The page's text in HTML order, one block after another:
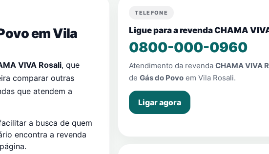
emVila
VIVA Rosali, que
comparar outras
que atendem a
a busca de quem
encontra a revenda
TELEFONE
Ligue para a revenda CHAMA
0800-000-0960
Atendimento da revendaCHAMA VIVA
deGás do Povo emVila Rosali.
Ligar agora